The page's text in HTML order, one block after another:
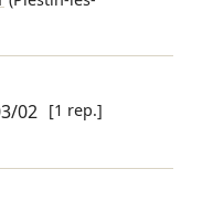
02 [1 rep.]